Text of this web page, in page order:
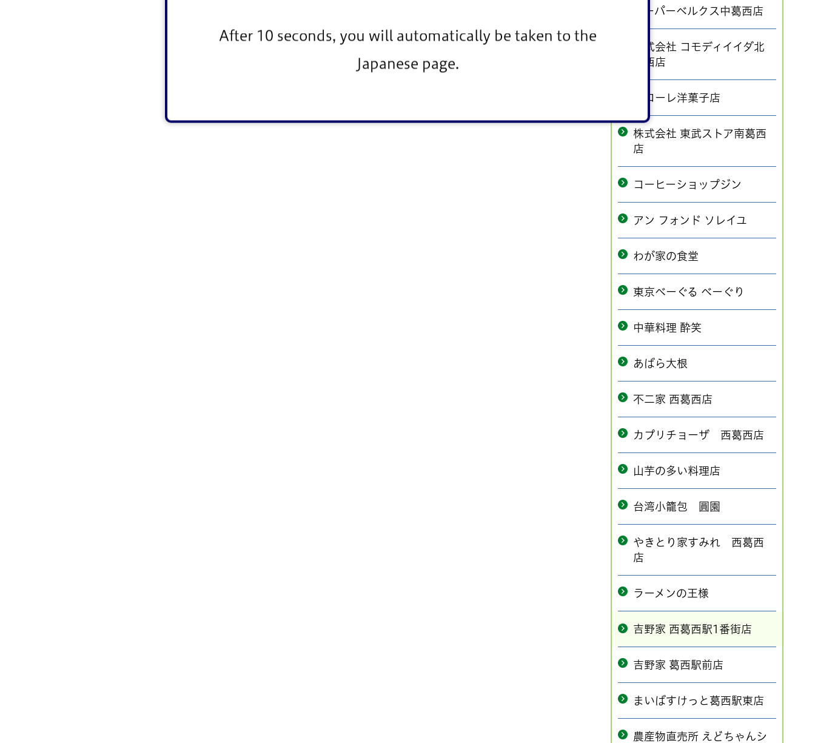
After 10 seconds, you will automatically be taken to the
Japanese page.
スーパーベルクス中葛西店
株式会社 コモディイイダ北
葛西店
パローレ洋菓子店
株式会社 東武ストア南葛西
店
コーヒーショップジン
アン フォンド ソレイユ
わが家の食堂
東京べーぐる べーぐり
中華料理 酔笑
あばら大根
不二家 西葛西店
カプリチョーザ 西葛西店
山芋の多い料理店
台湾小籠包 圓園
やきとり家すみれ 西葛西
店
ラーメンの王様
吉野家 西葛西駅1番街店
吉野家 葛西駅前店
まいばすけっと葛西駅東店
農産物直売所 えどちゃんシ